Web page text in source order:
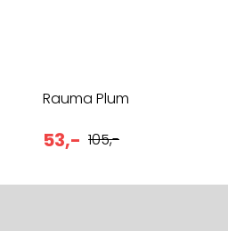
Rauma Plum
53,- 105,-